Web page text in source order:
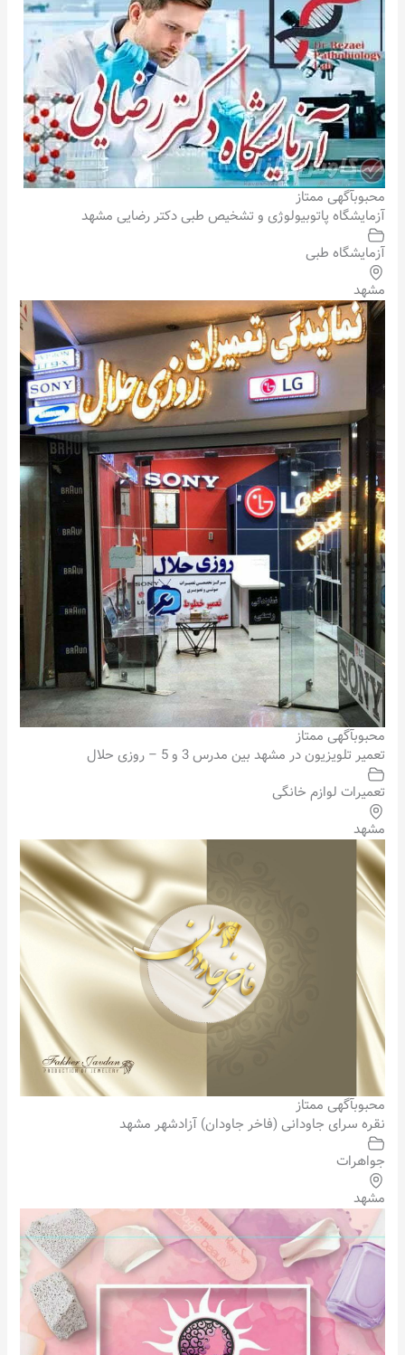
محبوبآگهی ممتاز
آزمایشگاه پاتوبیولوژی و تشخیص طبی دکتر رضایی مشهد
آزمایشگاه طبی
مشهد
محبوبآگهی ممتاز
تعمیر تلویزیون در مشهد بین مدرس 3 و 5 – روزی حلال
تعمیرات لوازم خانگی
مشهد
محبوبآگهی ممتاز
نقره سرای جاودانی (فاخر جاودان) آزادشهر مشهد
جواهرات
مشهد